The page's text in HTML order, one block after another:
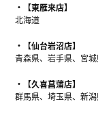
【東雁来店】
北海道
【仙台岩沼店】
青森県、岩手県、宮
【久喜菖蒲店】
群馬県、埼玉県、新